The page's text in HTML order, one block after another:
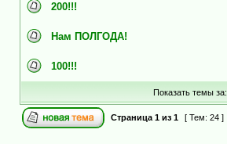
200!!!
Нам ПОЛГОДА!
100!!!
Показать темы за:
Страница 1 из 1 [ Тем: 24 ]